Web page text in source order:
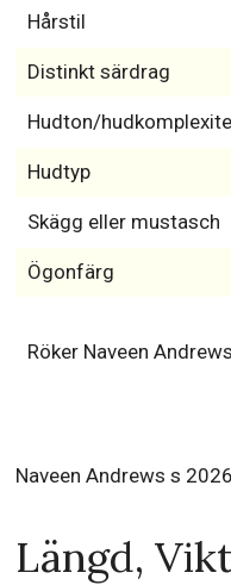
Hårstil
Distinkt särdrag
Hudton/
Hudtyp
Skägg eller mustasch
Ögonfärg
Röker Naveen
Naveen Andrews s
Längd,